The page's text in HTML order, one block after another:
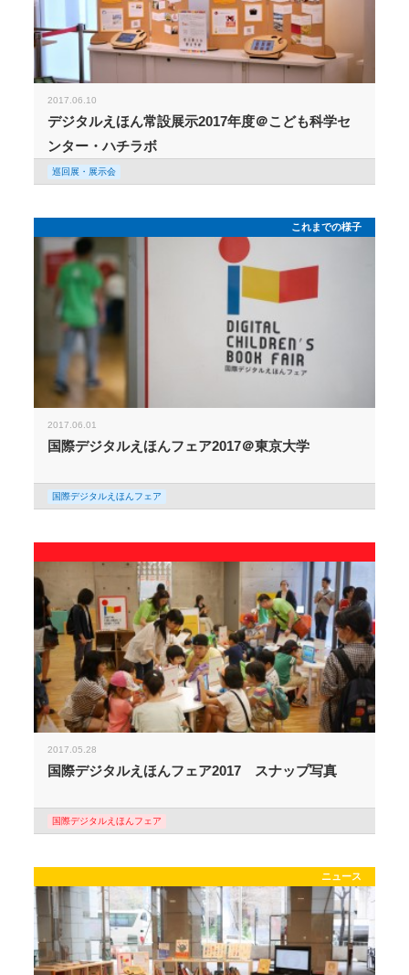
2017.06.10
デジタルえほん常設展示2017年度＠こども科学セ
ンター・ハチラボ
巡回展・展示会
これまでの様子
2017.06.01
国際デジタルえほんフェア2017＠東京大学
国際デジタルえほんフェア
2017.05.28
国際デジタルえほんフェア2017 スナップ写真
国際デジタルえほんフェア
ニュース